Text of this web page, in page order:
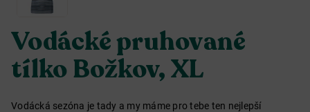
Vodácké pruhované
tílko Božkov, XL
Vodácká sezóna je tady a my máme pro tebe ten nejlepší